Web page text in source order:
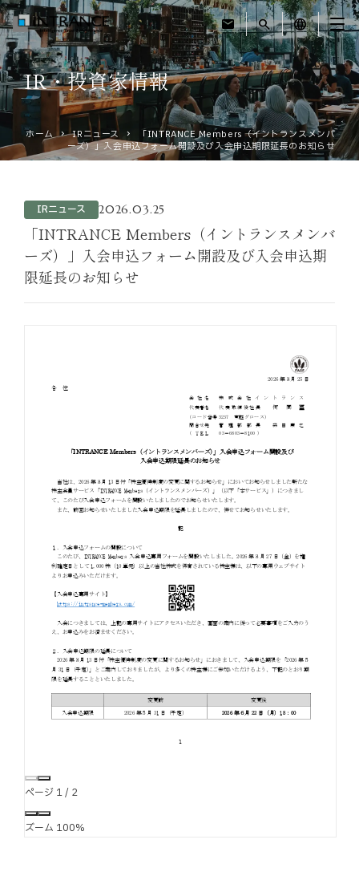
mail search language
トップ
企業情報
運営ホテル
IR・投資家情報
お問い合わせ
免責事項サイトマップ勧誘方針IRポリシー
IR・投資家情報
ホーム IRニュース
「INTRANCE Members（イントランスメンバ
ーズ）」入会申込フォーム開設及び入会申込期限延長のお知らせ
IRニュース 2026.03.25
「INTRANCE Members（イントランスメンバ
ーズ）」入会申込フォーム開設及び入会申込期
限延長のお知らせ
ページ 1/ 2
ズーム 100%